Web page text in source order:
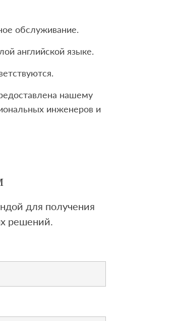
обслуживание.
английской языке.
​​нашему
инженеров и
для получения
решений.